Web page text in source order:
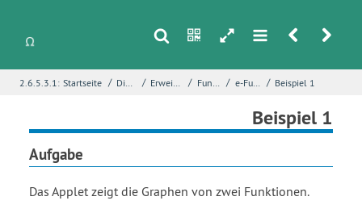
s n h m r u
2.6.5.3.1: Startseite / Differentialrechnung / Erweiterung des Ableitungskalküls / Funktionsuntersuchungen / e-Funktion und ln-Funktion / Beispiel 1
Beispiel 1
Aufgabe
Das Applet zeigt die Graphen von zwei Funktionen.